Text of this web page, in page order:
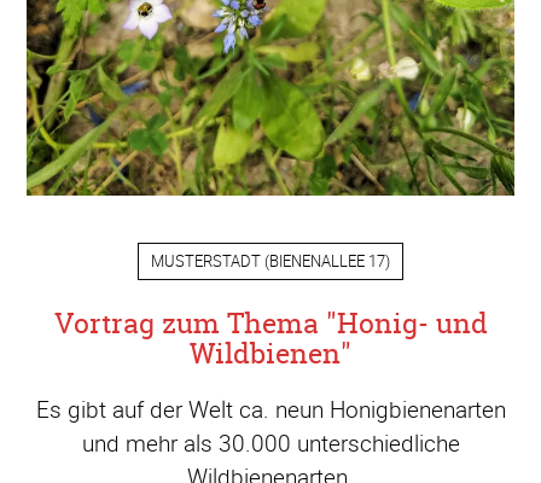
MUSTERSTADT (BIENENALLEE 17)
Vortrag zum Thema "Honig- und
Wildbienen"
Es gibt auf der Welt ca. neun Honigbienenarten
und mehr als 30.000 unterschiedliche
Wildbienenarten.